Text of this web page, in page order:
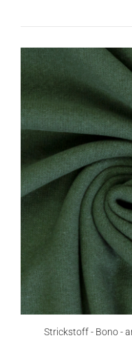
Strickstoff - Bono -